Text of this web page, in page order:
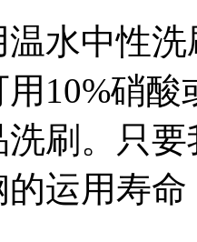
中性洗
10%硝
刷。只
运用寿